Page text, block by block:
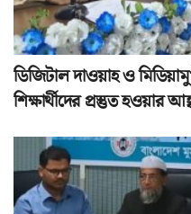
ডিজিটাল দাওয়াহ ও
শিক্ষার্থীদের প্রস্তুত হওয়ার